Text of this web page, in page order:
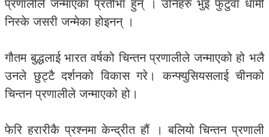
प्रणालीले जन्माएका प्रतीभा हुन् । उनिहरु भुइँ फुटुवा धामी
निस्के जसरी जन्मेका होइनन् ।
गौतम बुद्धलाई भारत वर्षको चिन्तन प्रणालीले जन्माएको हो भलै
उनले छुट्टै दर्शनको विकास गरे। कन्फ्युसियसलाई चीनको
चिन्तन प्रणालीले जन्माएको हो।
फेरि हरारीकै प्रश्नमा केन्द्रीत हौं । बलियो चिन्तन प्रणाली